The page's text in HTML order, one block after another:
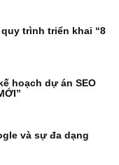
trình triển khai “8
hoạch dự án SEO
và sự đa dạng